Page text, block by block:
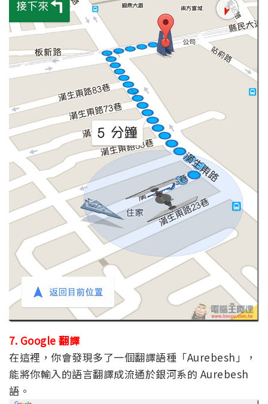
7. Google 翻譯
在這裡，你會發現多了一個翻譯語種「Aurebesh」，
能將你輸入的語言翻譯成流通於銀河系的 Aurebesh
語。